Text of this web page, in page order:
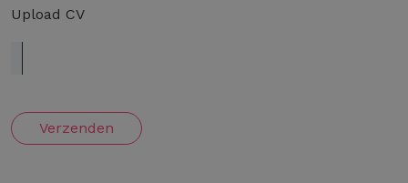
Upload CV
Verzenden